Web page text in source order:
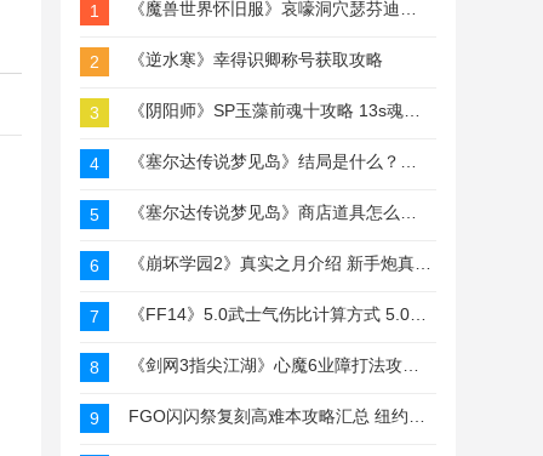
1
2 《逆水寒》幸得识卿称号获取攻略
3
4
5
6
7
8
9